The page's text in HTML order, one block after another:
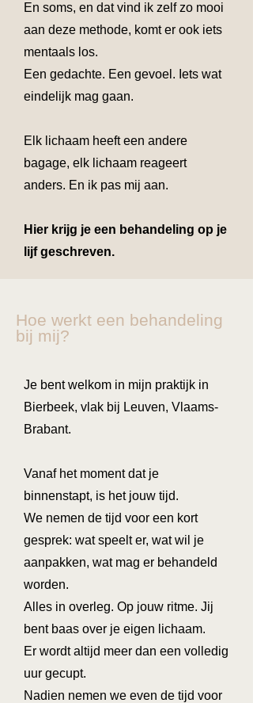
En soms, en dat vind ik zelf zo mooi
aan deze methode, komt er ook iets
mentaals los.
Een gedachte. Een gevoel. Iets wat
eindelijk mag gaan.
Elk lichaam heeft een andere
bagage, elk lichaam reageert
anders. En ik pas mij aan.
Hier krijg je een behandeling op je
lijf geschreven.
Hoe werkt een behandeling
bij mij?
Je bent welkom in mijn praktijk in
Bierbeek, vlak bij Leuven, Vlaams-
Brabant.
Vanaf het moment dat je
binnenstapt, is het jouw tijd.
We nemen de tijd voor een kort
gesprek: wat speelt er, wat wil je
aanpakken, wat mag er behandeld
worden.
Alles in overleg. Op jouw ritme. Jij
bent baas over je eigen lichaam.
Er wordt altijd meer dan een volledig
uur gecupt.
Nadien nemen we even de tijd voor